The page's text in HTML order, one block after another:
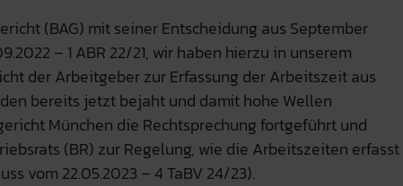
(BAG) mit seiner Entscheidung aus September
– 1 ABR 22/21, wir haben hierzu in unserem
der Arbeitgeber zur Erfassung der Arbeitszeit aus
bereits jetzt bejaht und damit hohe Wellen
München die Rechtsprechung fortgeführt und
(BR) zur Regelung, wie die Arbeitszeiten erfasst
vom 22.05.2023 – 4 TaBV 24/23).